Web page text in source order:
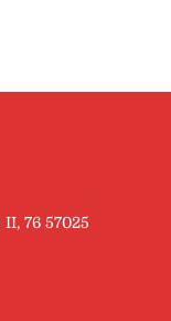
76 57025